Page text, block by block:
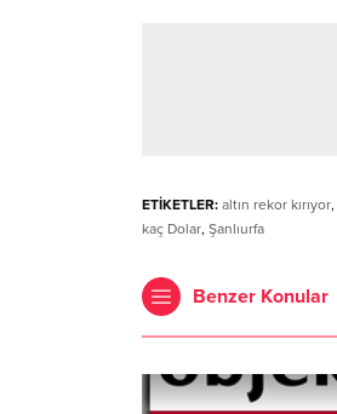
ETİKETLER: altın rekor kırıyor,
kaç Dolar, Şanlıurfa
Benzer Konular